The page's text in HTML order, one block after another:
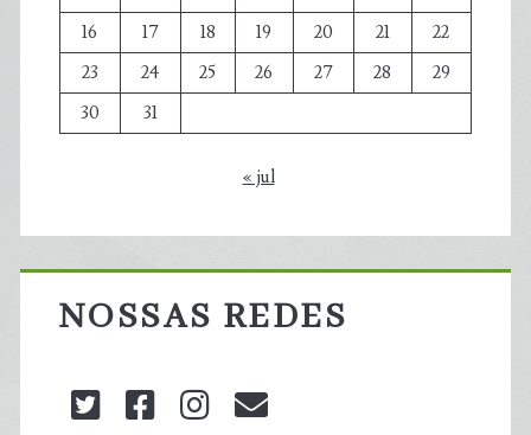
16
17 18 19 20 21
22
23
24 25 26 27 28
29
30
31
« jul
NOSSAS REDES
twitterfacebookinstagram